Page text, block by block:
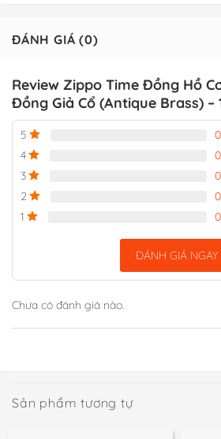
ĐÁNH GIÁ (0)
Review Zippo Time Đồng Hồ
Đồng Giả Cổ (Antique Brass) –
5
4
3
2
1
ĐÁNH GIÁ NGAY
Chưa có đánh giá nào.
Sản phẩm tương tự